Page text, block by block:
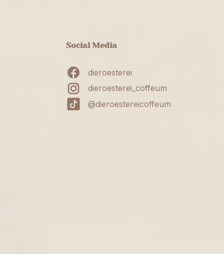
Social Media
dieroesterei
dieroesterei_coffeum
@dieroestereicoffeum